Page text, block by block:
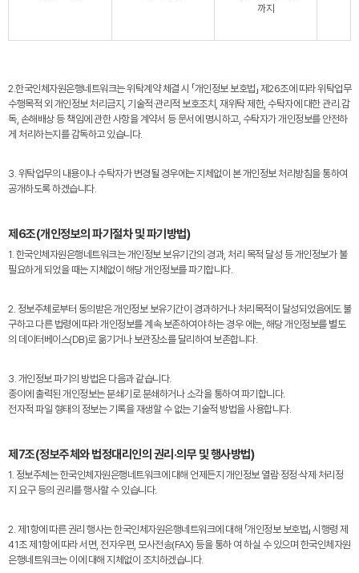
까지
2.한국인체자원은행네트워크는 위탁계약 체결 시 「개인정보 보호법」 제26조에 따라 위탁업무
수행목적 외 개인정보 처리금지, 기술적·관리적 보호조치, 재위탁 제한, 수탁자에 대한 관리․감
독, 손해배상 등 책임에 관한 사항을 계약서 등 문서에 명시하고, 수탁자가 개인정보를 안전하
게 처리하는지를 감독하고 있습니다.
3. 위탁업무의 내용이나 수탁자가 변경될 경우에는 지체없이 본 개인정보 처리방침을 통하여
공개하도록 하겠습니다.
제6조(개인정보의 파기절차 및 파기방법)
1. 한국인체자원은행네트워크는 개인정보 보유기간의 경과, 처리 목적 달성 등 개인정보가 불
필요하게 되었을 때는 지체없이 해당 개인정보를 파기합니다.
2. 정보주체로부터 동의받은 개인정보 보유기간이 경과하거나 처리목적이 달성되었음에도 불
구하고 다른 법령에 따라 개인정보를 계속 보존하여야 하는 경우 에는, 해당 개인정보를 별도
의 데이터베이스(DB)로 옮기거나 보관장소를 달리하여 보존합니다.
3. 개인정보 파기의 방법은 다음과 같습니다.
종이에 출력된 개인정보는 분쇄기로 분쇄하거나 소각을 통하여 파기합니다.
전자적 파일 형태의 정보는 기록을 재생할 수 없는 기술적 방법을 사용합니다.
제7조(정보주체와 법정대리인의 권리·의무 및 행사방법)
1. 정보주체는 한국인체자원은행네트워크에 대해 언제든지 개인정보 열람·정정·삭제·처리정
지 요구 등의 권리를 행사할 수 있습니다.
2. 제1항에 따른 권리 행사는 한국인체자원은행네트워크에 대해 「개인정보 보호법」 시행령 제
41조 제1항에 따라 서면, 전자우편, 모사전송(FAX) 등을 통하 여 하실 수 있으며 한국인체자원
은행네트워크는 이에 대해 지체없이 조치하겠습니다.